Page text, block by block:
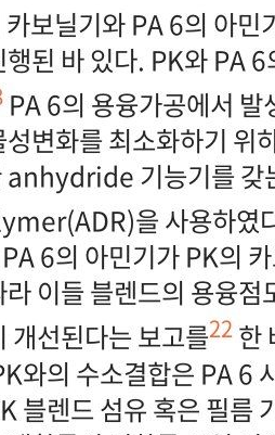
보닐기와 PA 6의 아민
된 바 있다. PK와 PA
PA 6의 용융가공에서
변화를 최소화하기 위
anhydride 기능기를
을 사용하였
6의 아민기가 PK의
이들 블렌드의 용융
개선된다는 보고를22한
와의 수소결합은 PA 6
블렌드 섬유 혹은 필름